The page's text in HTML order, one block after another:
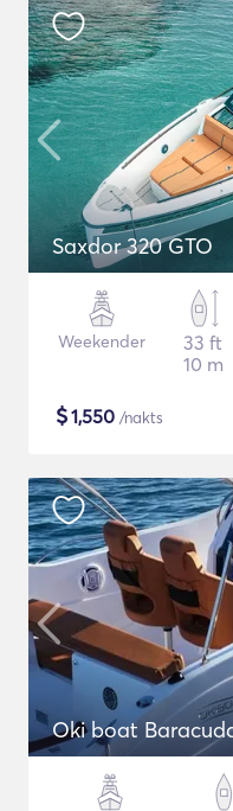
Saxdor 320 GTO
Weekender
33 ft
10 m
$1,550 /nakts
Oki boat